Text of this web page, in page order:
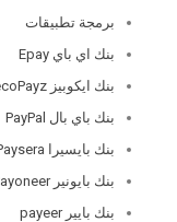
برمجة تطبيقات
بنك اي باي Epay
بنك ايكوبيز ecoPayz
بنك باي بال PayPal
بنك بايسيرا Paysera
بنك بايونير Payoneer
بنك بايير payeer